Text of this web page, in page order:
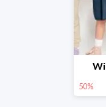
50%